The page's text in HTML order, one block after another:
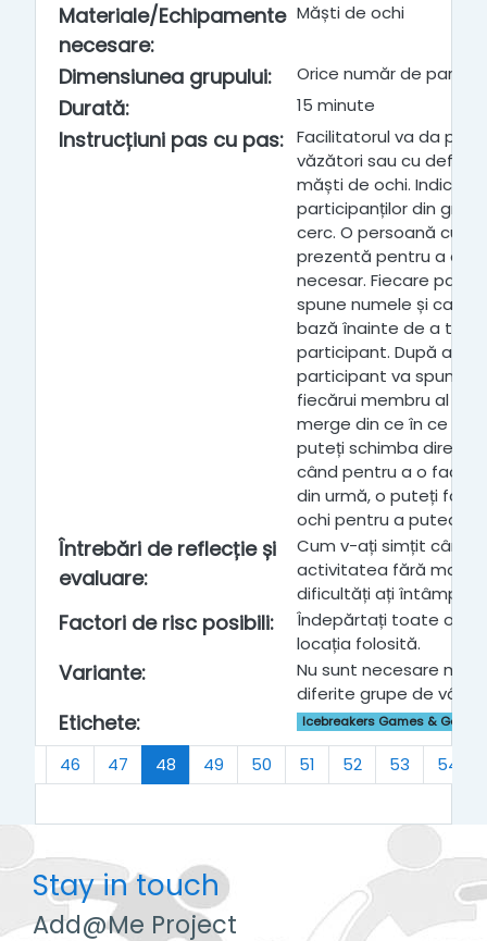
Materiale/Echipamente
necesare:
Măști de ochi
Dimensiunea grupului: Orice număr de
Durată: 15 minute
Instrucțiuni pas cu pas: Facilitatorul va da
văzători sau cu
măști de ochi. Indicați
participanților din grup
cerc. O persoană cu
prezentă pentru a
necesar. Fiecare
spune numele și
bază înainte de a
participant. După
participant va spune
fiecărui membru al
merge din ce în ce
puteți schimba direcția
când pentru a o face
din urmă, o puteți
ochi pentru a putea
Întrebări de reflecție și
evaluare:
Cum v-ați simțit când
activitatea fără
dificultăți ați
Factori de risc posibili:
Îndepărtați toate
locația folosită.
Variante:
Nu sunt necesare
diferite grupe de
Etichete: Icebreakers Games &
46 47 48(current)
49 50 51 52 53 54
Stay in touch
Add@Me Project